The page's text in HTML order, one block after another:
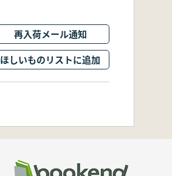
再入荷メール通知
ほしいものリストに追加